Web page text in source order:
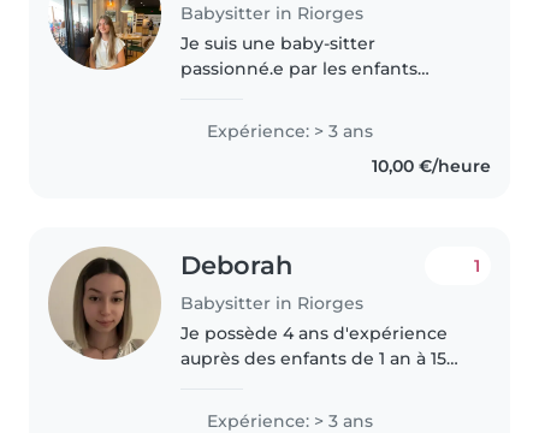
Babysitter in Riorges
Je suis une baby-sitter
passionné.e par les enfants
et ma future formation d'aide-
soignante renforcent mon
attention et ma patience pour
Expérience: > 3 ans
10,00 €/heure
Deborah
Babysitter in Riorges
1
Je possède 4 ans d'expérience
auprès des enfants de 1 an à 15
Expérience: > 3 ans